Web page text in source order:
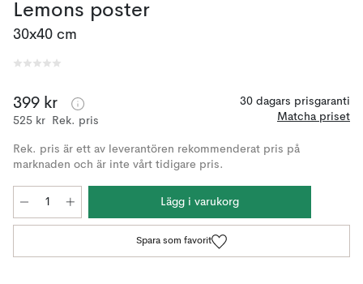
Lemons poster
30x40 cm
399 kr
525 kr Rek. pris
30 dagars prisgaranti
Matcha priset
Rek. pris är ett av leverantören rekommenderat pris på
marknaden och är inte vårt tidigare pris.
Lägg i varukorg
Spara som favorit